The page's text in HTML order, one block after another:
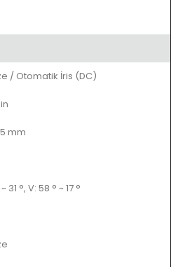
/ Otomatik İris (DC)
mm
31 °, V: 58 ° ~ 17 °